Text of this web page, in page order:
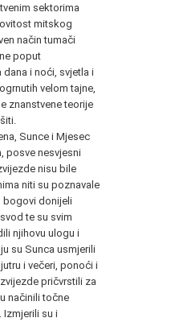
sektorima
mitskog
način tumači
poput
i noći, svjetla i
velom tajne,
znanstvene teorije
Sunce i Mjesec
posve nesvjesni
nisu bile
niti su poznavale
bogovi donijeli
te su svim
njihovu ulogu i
su Sunca usmjerili
i večeri, ponoći i
pričvrstili za
načinili točne
Izmjerili su i